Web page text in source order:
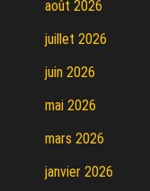
août 2026
juillet 2026
juin 2026
mai 2026
mars 2026
janvier 2026